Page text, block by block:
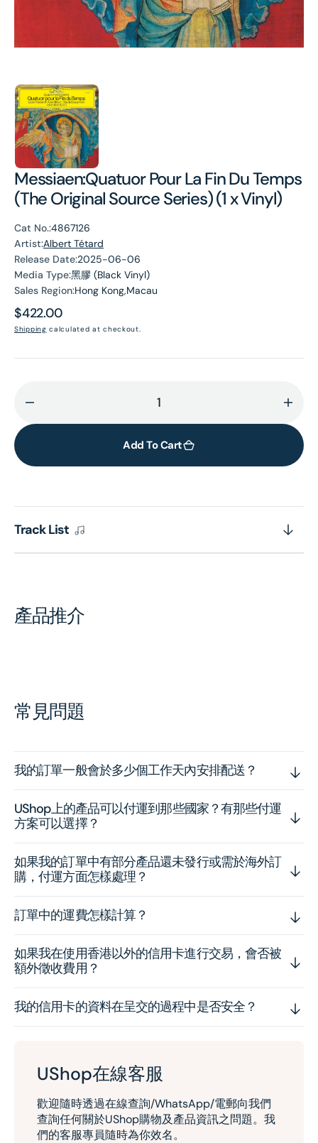
Messiaen:Quatuor Pour La Fin Du Temps
(The Original Source Series) (1 x Vinyl)
Cat No.:4867126
Artist:Albert Tétard
Release Date:2025-06-06
Media Type:黑膠 (Black Vinyl)
Sales Region:Hong Kong,Macau
Regular
price
$422.00
Shipping calculated at checkout.
quantity
Messiaen:Quatuor
Fin
Du
Series)
for
Fin
Du
Add To Cart
Track List
產品推介
常見問題
我的訂單一般會於多少個工作天內安排配送？
UShop上的產品可以付運到那些國家？有那些付運
方案可以選擇？
如果我的訂單中有部分產品還未發行或需於海外訂
購，付運方面怎樣處理？
訂單中的運費怎樣計算？
如果我在使用香港以外的信用卡進行交易，會否被
額外徵收費用？
我的信用卡的資料在呈交的過程中是否安全？
UShop在線客服
歡迎隨時透過在線查詢/WhatsApp/電郵向我們
查詢任何關於UShop購物及產品資訊之問題。我
們的客服專員隨時為你效名。